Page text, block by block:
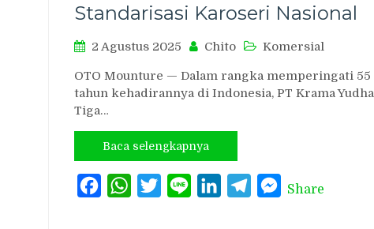
Standarisasi Karoseri Nasional
2 Agustus 2025 Chito Komersial
OTO Mounture — Dalam rangka memperingati 55
tahun kehadirannya di Indonesia, PT Krama Yudha
Tiga…
Baca selengkapnya
FacebookWhatsAppTwitterLine LinkedInTelegramMessenger
Share